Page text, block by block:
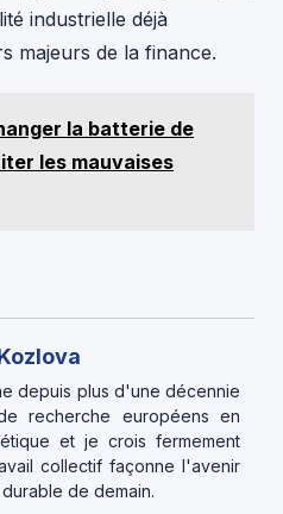
industrielle déjà
majeurs de la finance.
la batterie de
les mauvaises
depuis plus d'une décennie
recherche européens en
et je crois fermement
collectif façonne l'avenir
de demain.